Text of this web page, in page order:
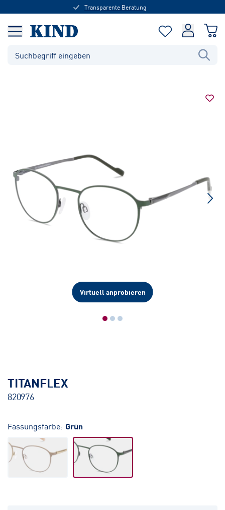
Transparente Beratung
Virtuell anprobieren
TITANFLEX
820976
Fassungsfarbe: Grün